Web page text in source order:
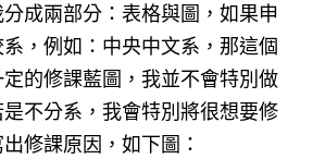
成兩部分：表格與圖，如果申
，例如：中央中文系，那這個
的修課藍圖，我並不會特別做
不分系，我會特別將很想要修
修課原因，如下圖：